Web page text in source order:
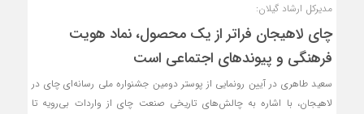
مدیرکل ارشاد گیلان:
چای لاهیجان فراتر از یک محصول، نماد هویت
فرهنگی و پیوندهای اجتماعی است
سعید طاهری در آیین رونمایی از پوستر دومین جشنواره ملی رسانه‌ای چای در
لاهیجان، با اشاره به چالش‌های تاریخی صنعت چای از واردات بی‌رویه تا